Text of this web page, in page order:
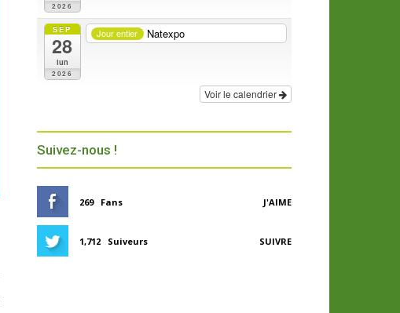
2026
SEP
28
lun
2026
Jour entier Natexpo
Voir le calendrier
Suivez-nous !
269 Fans J'AIME
1,712 Suiveurs SUIVRE